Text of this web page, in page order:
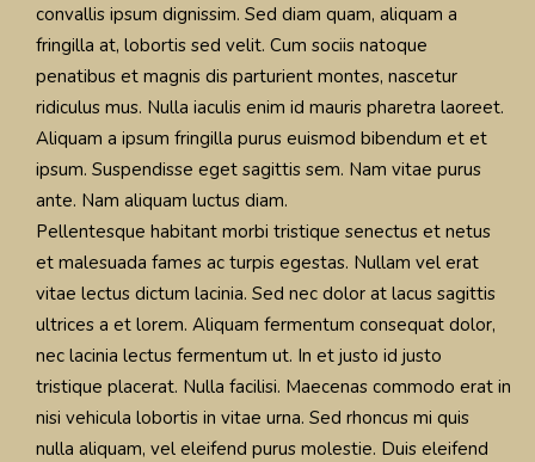
convallis ipsum dignissim. Sed diam quam, aliquam a
fringilla at, lobortis sed velit. Cum sociis natoque
penatibus et magnis dis parturient montes, nascetur
ridiculus mus. Nulla iaculis enim id mauris pharetra laoreet.
Aliquam a ipsum fringilla purus euismod bibendum et et
ipsum. Suspendisse eget sagittis sem. Nam vitae purus
ante. Nam aliquam luctus diam.
Pellentesque habitant morbi tristique senectus et netus
et malesuada fames ac turpis egestas. Nullam vel erat
vitae lectus dictum lacinia. Sed nec dolor at lacus sagittis
ultrices a et lorem. Aliquam fermentum consequat dolor,
nec lacinia lectus fermentum ut. In et justo id justo
tristique placerat. Nulla facilisi. Maecenas commodo erat in
nisi vehicula lobortis in vitae urna. Sed rhoncus mi quis
nulla aliquam, vel eleifend purus molestie. Duis eleifend